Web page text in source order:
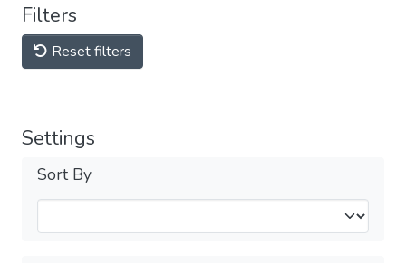
Filters
Reset filters
Settings
Sort By